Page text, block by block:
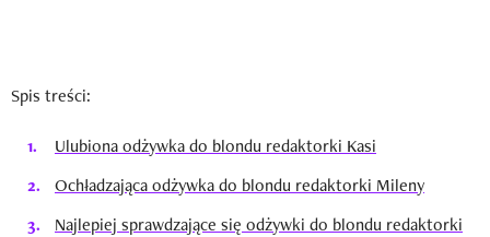
Spis treści:
Ulubiona odżywka do blondu redaktorki Kasi
Ochładzająca odżywka do blondu redaktorki Mileny
Najlepiej sprawdzające się odżywki do blondu redaktorki